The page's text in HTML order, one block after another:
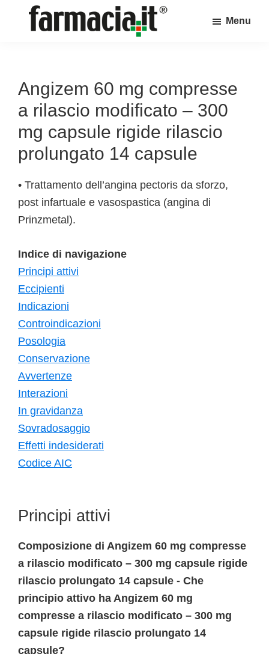
sul
mondo
della
farmacia
online
Menu
Angizem 60 mg compresse
a rilascio modificato – 300
mg capsule rigide rilascio
prolungato 14 capsule
• Trattamento dell’angina pectoris da sforzo,
post infartuale e vasospastica (angina di
Prinzmetal).
Indice di navigazione
Principi attivi
Eccipienti
Indicazioni
Controindicazioni
Posologia
Conservazione
Avvertenze
Interazioni
In gravidanza
Sovradosaggio
Effetti indesiderati
Codice AIC
Principi attivi
Composizione di Angizem 60 mg compresse
a rilascio modificato – 300 mg capsule rigide
rilascio prolungato 14 capsule - Che
principio attivo ha Angizem 60 mg
compresse a rilascio modificato – 300 mg
capsule rigide rilascio prolungato 14
capsule?